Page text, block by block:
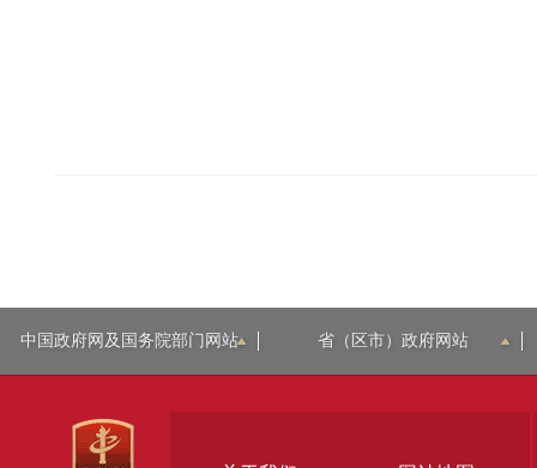
中国政府网及国务院部门网站 省（区市）政府网站